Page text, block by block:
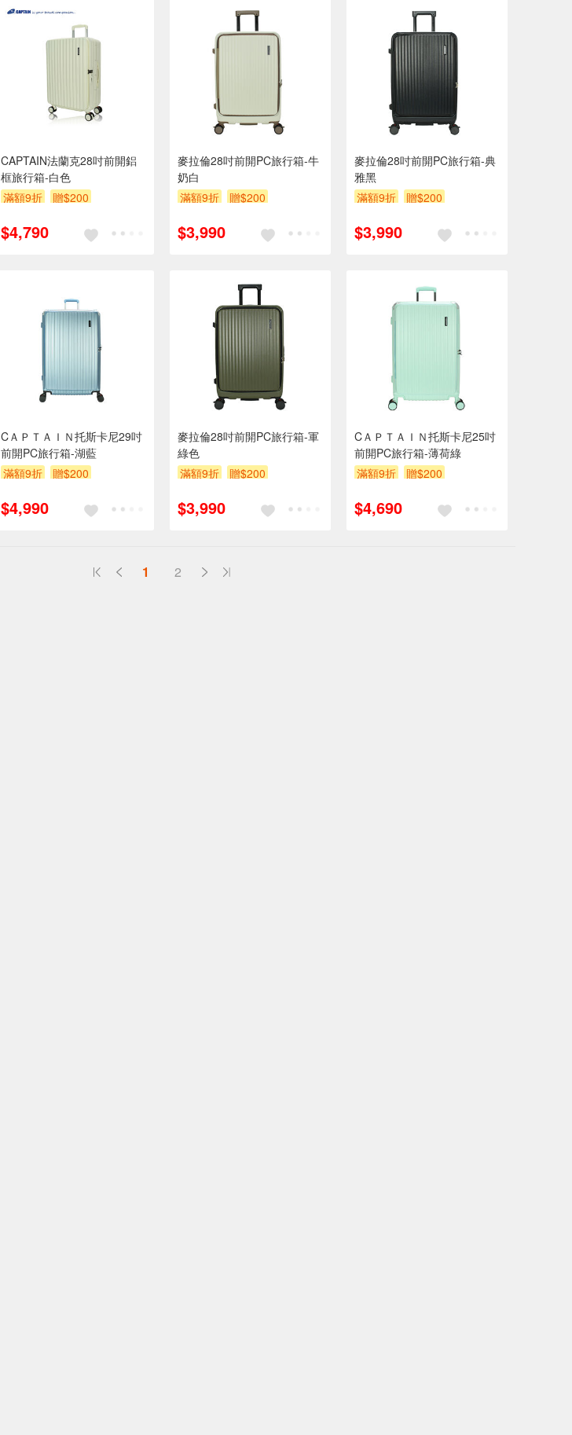
CAPTAIN法蘭克28吋前開鋁
框旅行箱-白色
滿額9折
贈$200
$4,790
麥拉倫28吋前開PC旅行箱-牛
奶白
滿額9折
贈$200
$3,990
麥拉倫28吋前開PC旅行箱-典
雅黑
滿額9折
贈$200
$3,990
CＡＰＴＡＩＮ托斯卡尼29吋
前開PC旅行箱-湖藍
滿額9折
贈$200
$4,990
麥拉倫28吋前開PC旅行箱-軍
綠色
滿額9折
贈$200
$3,990
CＡＰＴＡＩＮ托斯卡尼25吋
前開PC旅行箱-薄荷綠
滿額9折
贈$200
$4,690
1 2